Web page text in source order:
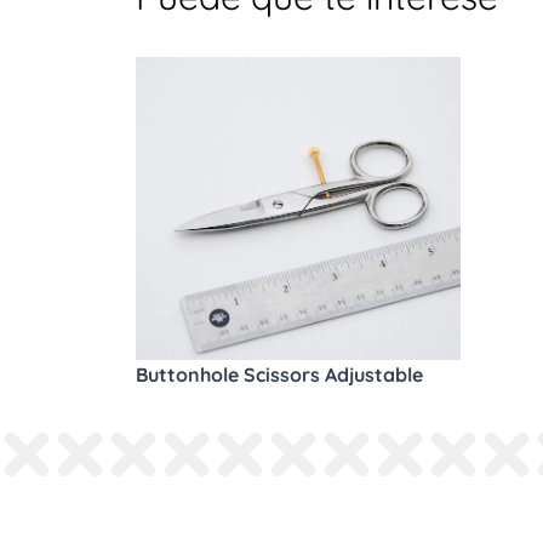
Buttonhole Scissors Adjustable